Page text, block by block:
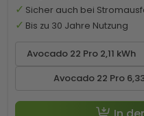
Avocado 22 Pro 2,11 kWh
Avocado 22 Pro
Sicher auch bei
Bis zu 30 Jahre Nutzung